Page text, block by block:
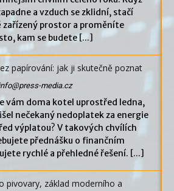
a vzduch se zklidní, stačí
zařízený prostor a proměníte
kam se budete [...]
papírování: jak ji skutečně poznat
media.cz
vám doma kotel uprostřed ledna,
nečekaný nedoplatek za energie
výplatou? V takových chvílích
přednášku o finančním
rychlé a přehledné řešení. [...]
pivovary, základ moderního a